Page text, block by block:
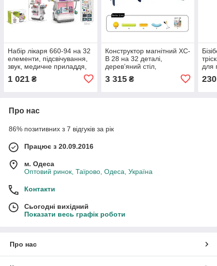
Набір лікаря 660-94 на 32
елементи, підсвічування,
звук, медичне приладдя,
дзеркамедичне приладдя
1 021 ₴
Конструктор магнітний XC-
B 28 на 32 деталі,
дерев’яний стіл,
двостороння дошка для
малювання, маркери
3 315₴
для
230
Про нас
86% позитивних з 7 відгуків за рік
Працює з 20.09.2016
м. Одеса
Оптовий ринок, Таїрово, Одеса, Україна
Контакти
Сьогодні вихідний
Показати весь графік роботи
Про нас